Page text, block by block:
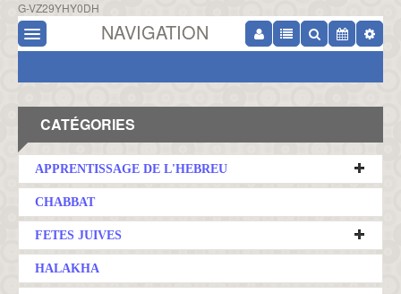
G-VZ29YHY0DH
NAVIGATION
CATÉGORIES
APPRENTISSAGE DE L'HEBREU
CHABBAT
FETES JUIVES
HALAKHA